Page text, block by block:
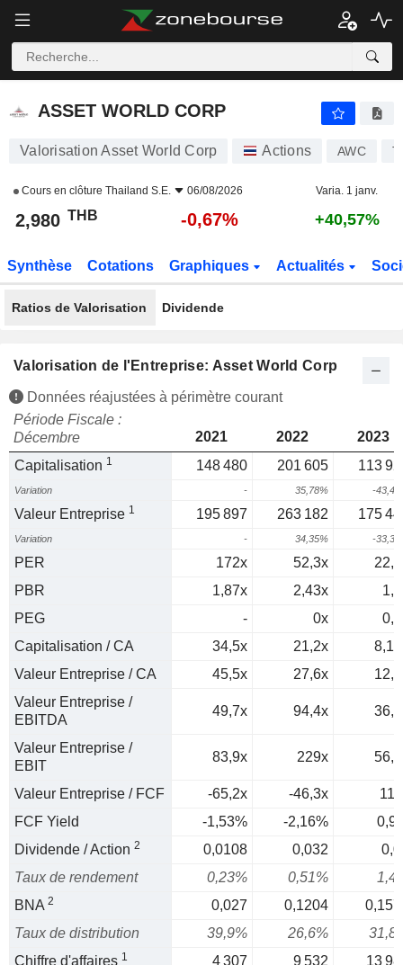
ASSET WORLD CORP
ASSET WORLD CORP
Valorisation Asset World Corp Actions AWC
Cours en clôture Thailand S.E. 06/08/2026 Varia. 1 janv.
2,980 THB -0,67% +40,57%
Synthèse Cotations Graphiques Actualités
Ratios de Valorisation Dividende
Valorisation de l'Entreprise: Asset World Corp
Données réajustées à périmètre courant
Période Fiscale :
Décembre
2021 2022
2023
Capitalisation 1 148 480 201 605 113
Variation - 35,78% -
Valeur Entreprise 1 195 897 263 182 175
Variation - 34,35% -
PER 172x 52,3x
PBR
1,87x 2,43x
PEG
- 0x
Capitalisation / CA
34,5x 21,2x
Valeur Entreprise / CA
45,5x 27,6x
Valeur Entreprise /
EBITDA
49,7x 94,4x
Valeur Entreprise /
EBIT
83,9x 229x
Valeur Entreprise / FCF -65,2x -46,3x
FCF Yield
-1,53% -2,16%
Dividende / Action 2 0,0108 0,032
Taux de rendement
0,23% 0,51%
BNA 2 0,027 0,1204
Taux de distribution
39,9% 26,6%
Chiffre d'affaires 1 4 307 9 532
13